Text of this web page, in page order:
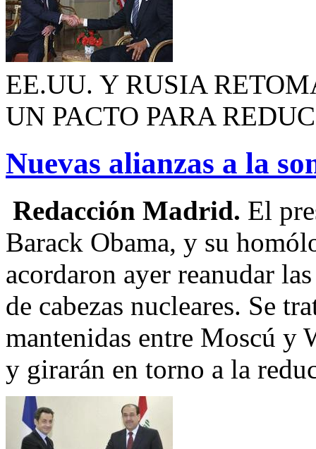
EE.UU. Y RUSIA
UN PACTO PARA
Nuevas alianzas a la
Redacción Madrid. El
Barack Obama, y su
acordaron ayer reanudar
de cabezas nucleares. Se
mantenidas entre Moscú y
y girarán en torno a la